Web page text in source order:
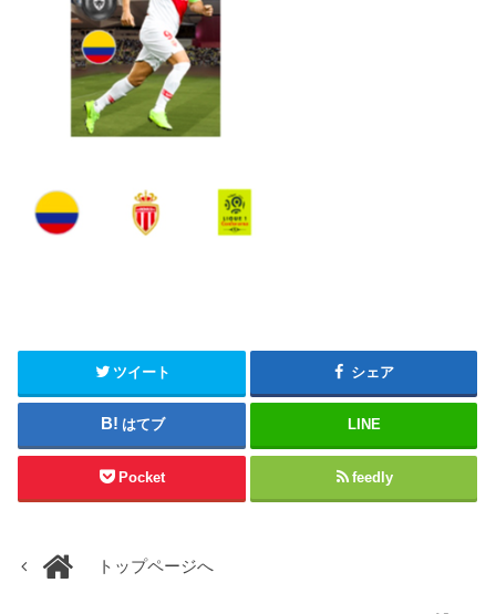
ツイート シェア
はてブ LINE
Pocket feedly
トップページへ